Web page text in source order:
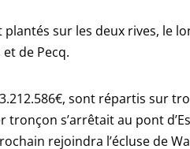
sur les deux rives, le
de Pecq.
sont répartis sur
tronçon s’arrêtait au pont
rejoindra l’écluse de